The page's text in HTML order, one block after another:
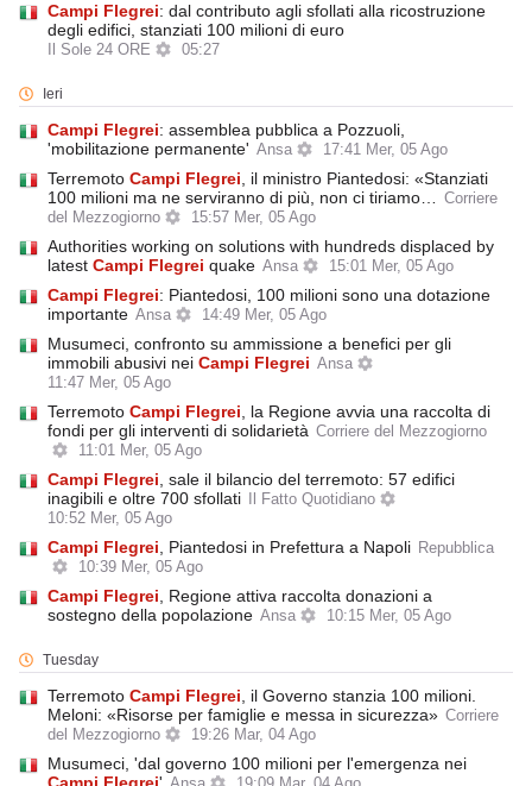
Campi Flegrei: dal contributo agli sfollati alla ricostruzione
degli edifici, stanziati 100 milioni di euro
Il Sole 24 ORE 05:27
Ieri
Campi Flegrei: assemblea pubblica a Pozzuoli,
'mobilitazione permanente' Ansa 17:41 Mer, 05 Ago
Terremoto Campi Flegrei , il ministro Piantedosi: «Stanziati
100 milioni ma ne serviranno di più, non ci tiriamo…
Corriere
del Mezzogiorno
15:57 Mer, 05 Ago
Authorities working on solutions with hundreds displaced by
latest Campi Flegrei quake Ansa 15:01 Mer, 05 Ago
Campi Flegrei: Piantedosi, 100 milioni sono una dotazione
importante Ansa 14:49 Mer, 05 Ago
Musumeci, confronto su ammissione a benefici per gli
immobili abusivi nei Campi Flegrei Ansa
11:47 Mer, 05 Ago
Terremoto Campi Flegrei , la Regione avvia una raccolta di
fondi per gli interventi di solidarietà Corriere del Mezzogiorno
11:01 Mer, 05 Ago
Campi Flegrei , sale il bilancio del terremoto: 57 edifici
inagibili e oltre 700 sfollati
Il Fatto Quotidiano
10:52 Mer, 05 Ago
Campi Flegrei , Piantedosi in Prefettura a Napoli Repubblica
10:39 Mer, 05 Ago
Campi Flegrei , Regione attiva raccolta donazioni a
sostegno della popolazione Ansa 10:15 Mer, 05 Ago
Tuesday
Terremoto Campi Flegrei , il Governo stanzia 100 milioni.
Meloni: «Risorse per famiglie e messa in sicurezza» Corriere
del Mezzogiorno
19:26 Mar, 04 Ago
Musumeci, 'dal governo 100 milioni per l'emergenza nei